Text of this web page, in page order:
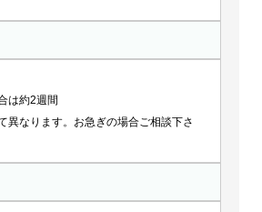
は約2週間
異なります。お急ぎの場合ご相談下さ